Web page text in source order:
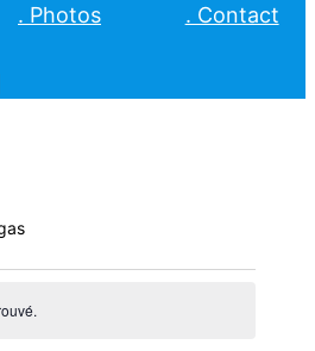
. Photos
. Contact